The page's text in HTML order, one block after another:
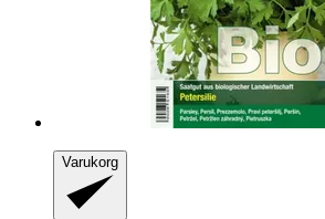
Varukorg